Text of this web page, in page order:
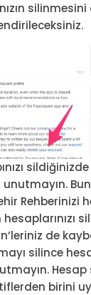
Rehberinizi
de
silince
birini